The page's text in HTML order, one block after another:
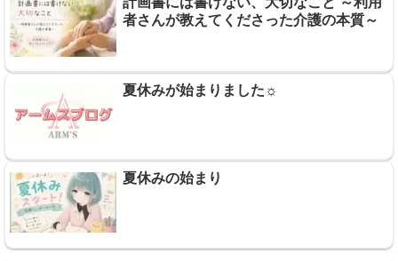
者さんが教えてくださった介護の本質～
夏休みが始まりました☼
夏休みの始まり